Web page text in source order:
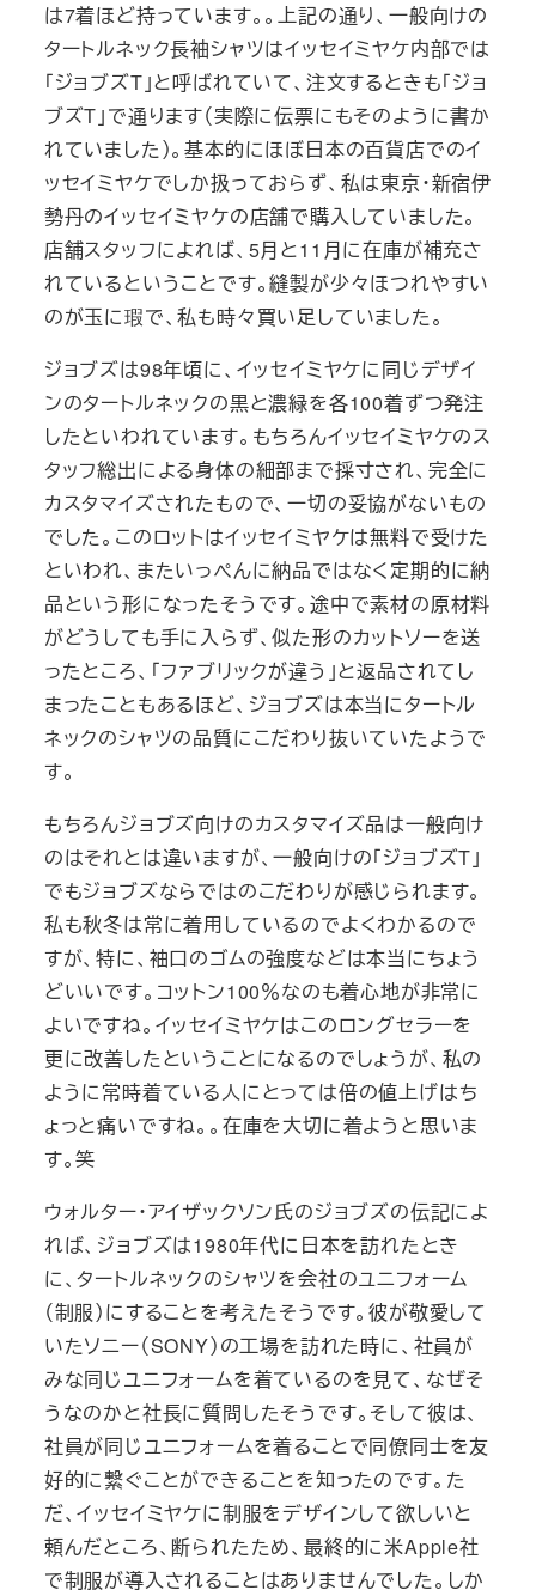
は7着ほど持っています。。上記の通り、一般向けの
タートルネック長袖シャツはイッセイミヤケ内部では
「ジョブズT」と呼ばれていて、注文するときも「ジョ
ブズT」で通ります（実際に伝票にもそのように書か
れていました）。基本的にほぼ日本の百貨店でのイ
ッセイミヤケでしか扱っておらず、私は東京・新宿伊
勢丹のイッセイミヤケの店舗で購入していました。
店舗スタッフによれば、5月と11月に在庫が補充さ
れているということです。縫製が少々ほつれやすい
のが玉に瑕で、私も時々買い足していました。
ジョブズは98年頃に、イッセイミヤケに同じデザイ
ンのタートルネックの黒と濃緑を各100着ずつ発注
したといわれています。もちろんイッセイミヤケのス
タッフ総出による身体の細部まで採寸され、完全に
カスタマイズされたもので、一切の妥協がないもの
でした。このロットはイッセイミヤケは無料で受けた
といわれ、またいっぺんに納品ではなく定期的に納
品という形になったそうです。途中で素材の原材料
がどうしても手に入らず、似た形のカットソーを送
ったところ、「ファブリックが違う」と返品されてし
まったこともあるほど、ジョブズは本当にタートル
ネックのシャツの品質にこだわり抜いていたようで
す。
もちろんジョブズ向けのカスタマイズ品は一般向け
のはそれとは違いますが、一般向けの「ジョブズT」
でもジョブズならではのこだわりが感じられます。
私も秋冬は常に着用しているのでよくわかるので
すが、特に、袖口のゴムの強度などは本当にちょう
どいいです。コットン100％なのも着心地が非常に
よいですね。イッセイミヤケはこのロングセラーを
更に改善したということになるのでしょうが、私の
ように常時着ている人にとっては倍の値上げはち
ょっと痛いですね。。在庫を大切に着ようと思いま
す。笑
ウォルター・アイザックソン氏のジョブズの伝記によ
れば、ジョブズは1980年代に日本を訪れたとき
に、タートルネックのシャツを会社のユニフォーム
（制服）にすることを考えたそうです。彼が敬愛して
いたソニー（SONY）の工場を訪れた時に、社員が
みな同じユニフォームを着ているのを見て、なぜそ
うなのかと社長に質問したそうです。そして彼は、
社員が同じユニフォームを着ることで同僚同士を友
好的に繋ぐことができることを知ったのです。た
だ、イッセイミヤケに制服をデザインして欲しいと
頼んだところ、断られたため、最終的に米Apple社
で制服が導入されることはありませんでした。しか